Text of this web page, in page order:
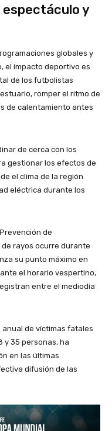
espectáculo y
globales y
el impacto deportivo es
de los futbolistas
romper el ritmo de
de calentamiento antes
de cerca con los
gestionar los efectos de
el clima de la región
eléctrica durante los
de
de rayos ocurre durante
su punto máximo en
el horario vespertino,
entre el mediodía
de víctimas fatales
y 35 personas, ha
en las últimas
difusión de las